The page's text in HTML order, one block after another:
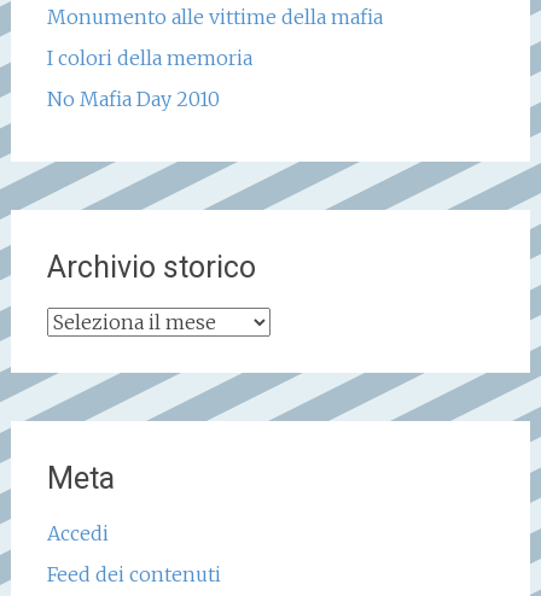
Monumento alle vittime della mafia
I colori della memoria
No Mafia Day 2010
Archivio storico
Archivio
Meta
Accedi
Feed dei contenuti